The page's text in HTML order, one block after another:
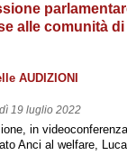
alle comunità
AUDIZIONI
19 luglio 2022
in
Anci al welfare,